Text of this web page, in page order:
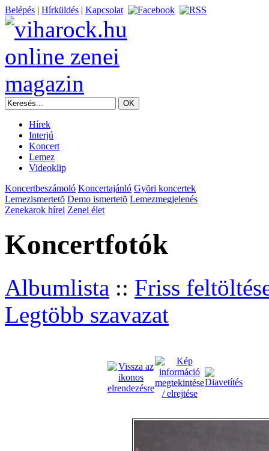
Belépés | Hírküldés | Kapcsolat
Hírek
Interjú
Koncert
Lemez
Videoklip
Koncertbeszámoló Koncertajánló Gyõri koncertek
Lemezismertetõ Demo ismertetõ Lemezmegjelenés
Zenekarok hírei Zenei élet
Koncertfotók
Albumlista :: Friss
Legtöbb szavazat